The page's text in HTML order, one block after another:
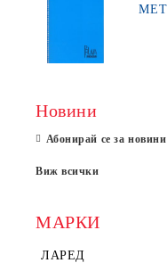
Новини
Абонирай се за новини
Виж всички
МАРКИ
ЛАРЕД